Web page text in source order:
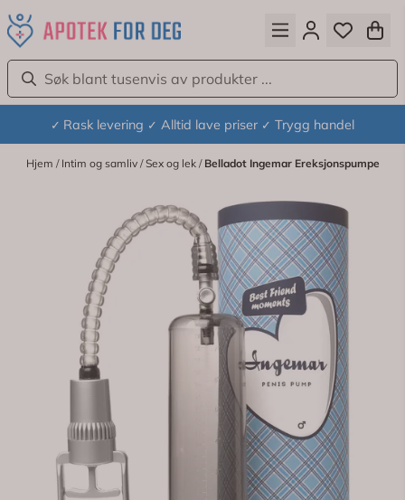
Hopp til innhold
✓ Rask levering ✓ Alltid lave priser ✓ Trygg handel
Hjem / Intim og samliv /Sex og lek / Belladot Ingemar Ereksjonspumpe